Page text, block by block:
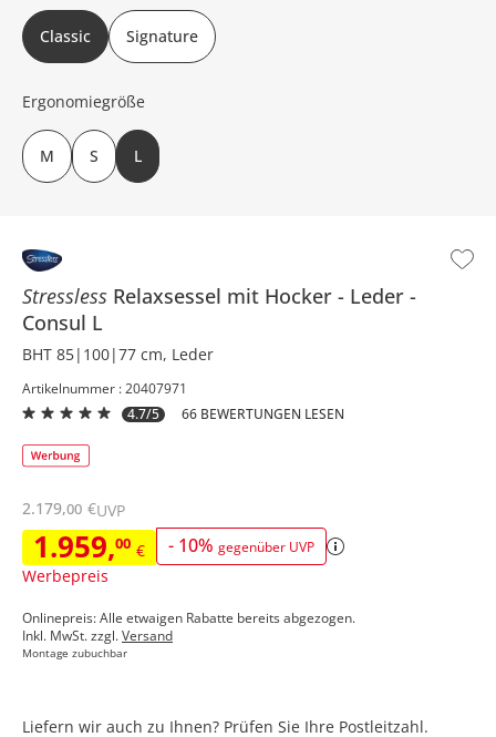
Stressless Relaxsessel mit Hocker
Leder
Consul L
BHT 85|100|77 cm, Leder
Artikelnummer : 20407971
4.7/5
66 BEWERTUNGEN LESEN
1.959,00 € - 10% gegenüber UVP
Werbepreis
2.179,00 €UVP
Onlinepreis: Alle etwaigen Rabatte bereits abgezogen.
Inkl. MwSt. zzgl.Versand
Montage zubuchbar
Classic Signature
Ergonomiegröße
M S L
Liefern wir auch zu Ihnen? Prüfen Sie Ihre Postleitzahl.